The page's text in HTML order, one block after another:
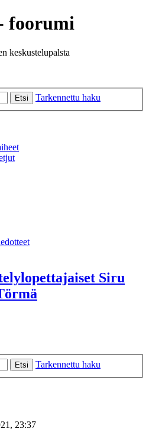
foorumi
keskustelupalsta
Etsi Tarkennettu haku
Siru
Etsi
Tarkennettu haku
23:37